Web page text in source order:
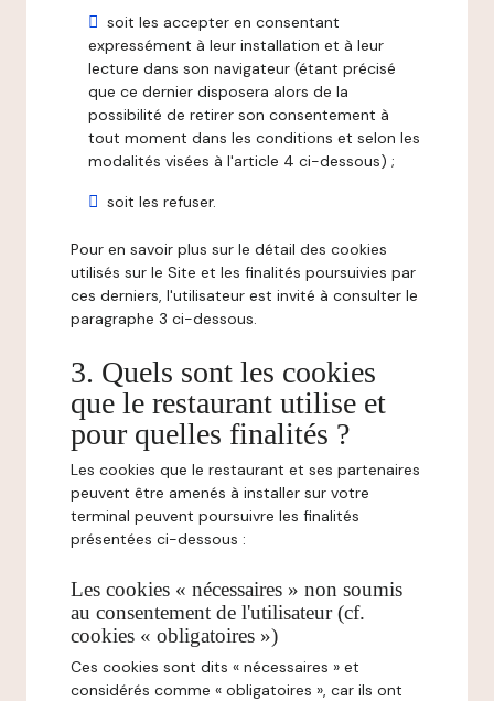
soit les accepter en consentant
expressément à leur installation et à leur
lecture dans son navigateur (étant précisé
que ce dernier disposera alors de la
possibilité de retirer son consentement à
tout moment dans les conditions et selon les
modalités visées à l'article 4 ci-dessous) ;
soit les refuser.
Pour en savoir plus sur le détail des cookies
utilisés sur le Site et les finalités poursuivies par
ces derniers, l'utilisateur est invité à consulter le
paragraphe 3 ci-dessous.
3. Quels sont les cookies
que le restaurant utilise et
pour quelles finalités ?
Les cookies que le restaurant et ses partenaires
peuvent être amenés à installer sur votre
terminal peuvent poursuivre les finalités
présentées ci-dessous :
Les cookies « nécessaires » non soumis
au consentement de l'utilisateur (cf.
cookies « obligatoires »)
Ces cookies sont dits « nécessaires » et
considérés comme « obligatoires », car ils ont